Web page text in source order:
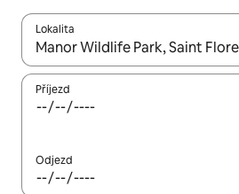
Lokalita
Až budou výsledky k dispozici,
Příjezd
Odjezd